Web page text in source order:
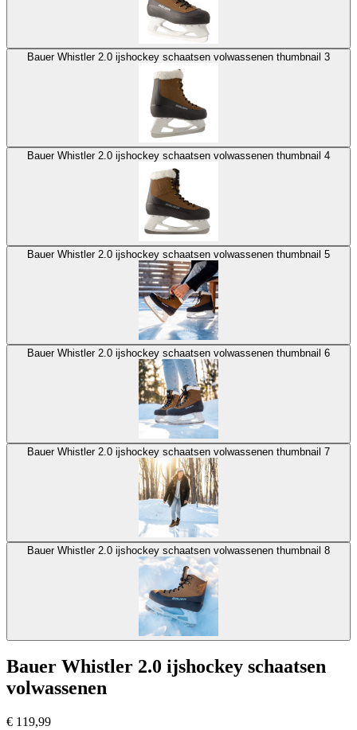
Bauer Whistler 2.0 ijshockey schaatsen volwassenen thumbnail 3
Bauer Whistler 2.0 ijshockey schaatsen volwassenen thumbnail 4
Bauer Whistler 2.0 ijshockey schaatsen volwassenen thumbnail 5
Bauer Whistler 2.0 ijshockey schaatsen volwassenen thumbnail 6
Bauer Whistler 2.0 ijshockey schaatsen volwassenen thumbnail 7
Bauer Whistler 2.0 ijshockey schaatsen volwassenen thumbnail 8
Bauer Whistler 2.0 ijshockey schaatsen
volwassenen
€ 119,99